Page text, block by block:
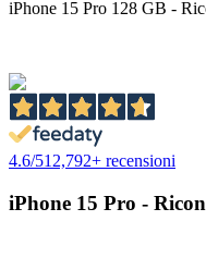
iPhone 15 Pro 128 GB -
4.6/512,792+ recensioni
iPhone 15 Pro -